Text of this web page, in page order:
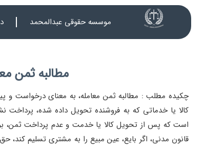
موسسه حقوقی عبدالمحمد
مطالبه ثمن
چکیده مطلب : مطالبه ثمن معامله، به معنای درخواست و
کالا یا خدماتی که به فروشنده تحویل داده شده،
قانون مدنی، اگر بایع، عین مبیع را به مشتری تسلیم کند،